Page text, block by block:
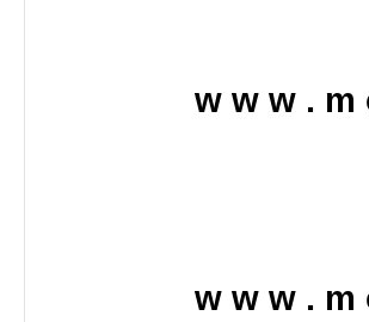
w w w . m
w w w . m